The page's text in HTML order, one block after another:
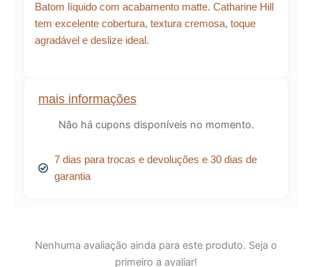
mais informações
Não há cupons disponíveis no momento.
7 dias para trocas e devoluções e 30 dias de
garantia
Líquido
Matte
3,8ml
quantidade
Batom líquido com acabamento matte. Catharine Hill
tem excelente cobertura, textura cremosa, toque
agradável e deslize ideal.
Nenhuma avaliação ainda para este produto. Seja o
primeiro a avaliar!